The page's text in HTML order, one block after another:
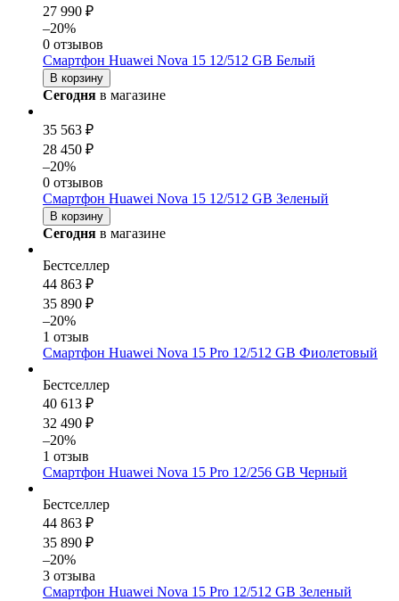
27 990 ₽
–20%
0 отзывов
Смартфон Huawei Nova 15 12/512 GB Белый
В корзину
Сегодня в магазине
35 563 ₽
28 450 ₽
–20%
0 отзывов
Смартфон Huawei Nova 15 12/512 GB Зеленый
В корзину
Сегодня в магазине
Бестселлер
44 863 ₽
35 890 ₽
–20%
1 отзыв
Смартфон Huawei Nova 15 Pro 12/512 GB Фиолетовый
Бестселлер
40 613 ₽
32 490 ₽
–20%
1 отзыв
Смартфон Huawei Nova 15 Pro 12/256 GB Черный
Бестселлер
44 863 ₽
35 890 ₽
–20%
3 отзыва
Смартфон Huawei Nova 15 Pro 12/512 GB Зеленый